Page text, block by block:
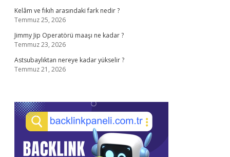
Kelâm ve fıkıh arasındaki fark nedir ?
Temmuz 25, 2026
Jimmy Jip Operatörü maaşı ne kadar ?
Temmuz 23, 2026
Astsubaylıktan nereye kadar yükselir ?
Temmuz 21, 2026